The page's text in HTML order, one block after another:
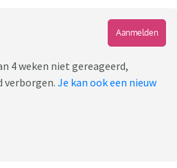
Aanmelden
4 weken niet gereageerd,
verborgen. Je kan ook een nieuw